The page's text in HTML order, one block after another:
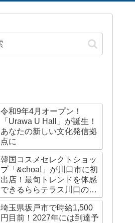
令和9年4月オープン！
「Urawa U Hall」が誕生！
あなたの新しい文化発信拠
点に
韓国コスメセレクトショッ
プ「&choa!」が川口市に初
出店！最旬トレンドを体感
できるららテラス川口の注
目スポット
埼玉県坂戸市で時給1,500
円目前！2027年には到達予